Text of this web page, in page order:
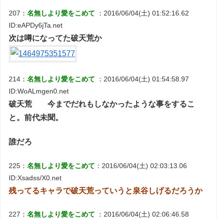
207：名無しより愛をこめて
：2016/06/04(土) 01:52:16.62
ID:eAPDy6jTa.net
次は噂になってた破天荒か
214：名無しより愛をこめて
：2016/06/04(土) 01:54:58.97
ID:WoALmgen0.net
破天荒 今までだれもしなかったような事をするこ
と。前代未聞。
誰だろ
225：名無しより愛をこめて ：2016/06/04(土) 02:03:13.06
ID:Xsadss/X0.net
残ってるキャラで破天荒っていうと泉谷しげるだろうか
227：名無しより愛をこめて
：2016/06/04(土) 02:06:46.58